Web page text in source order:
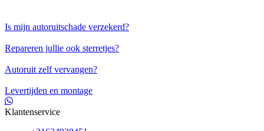
Is mijn autoruitschade verzekerd?
Repareren jullie ook sterretjes?
Autoruit zelf vervangen?
Levertijden en montage
Klantenservice